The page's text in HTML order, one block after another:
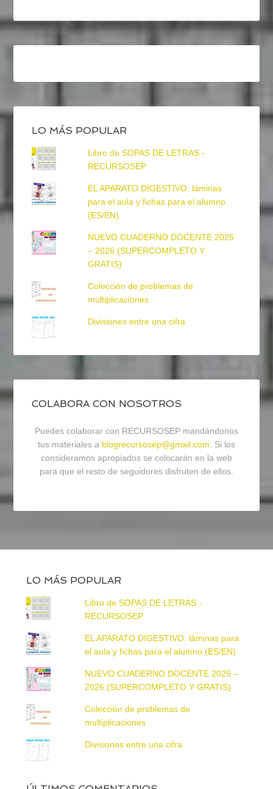
LO MÁS POPULAR
Libro de SOPAS DE LETRAS -
RECURSOSEP
EL APARATO DIGESTIVO: láminas
para el aula y fichas para el alumno
(ES/EN)
NUEVO CUADERNO DOCENTE 2025
– 2026 (SUPERCOMPLETO Y
GRATIS)
Colección de problemas de
multiplicaciones
Divisiones entre una cifra
COLABORA CON NOSOTROS
Puedes colaborar con RECURSOSEP mandándonos
tus materiales a blogrecursosep@gmail.com. Si los
consideramos apropiados se colocarán en la web
para que el resto de seguidores disfruten de ellos.
LO MÁS POPULAR
Libro de SOPAS DE LETRAS -
RECURSOSEP
EL APARATO DIGESTIVO: láminas para
el aula y fichas para el alumno (ES/EN)
NUEVO CUADERNO DOCENTE 2025 –
2026 (SUPERCOMPLETO Y GRATIS)
Colección de problemas de
multiplicaciones
Divisiones entre una cifra